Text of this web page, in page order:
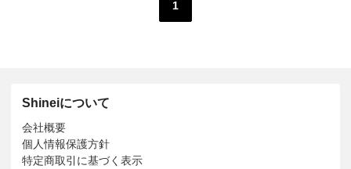
1
Shineiについて
会社概要
個人情報保護方針
特定商取引に基づく表示